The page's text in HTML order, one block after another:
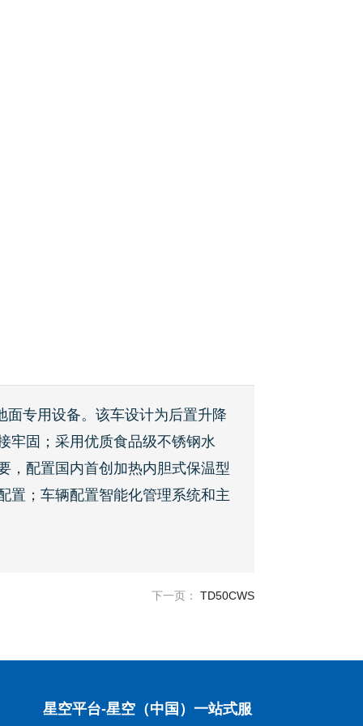
专用设备。该车设计为后置升降
牢固；采用优质食品级不锈钢水
，配置国内首创加热内胆式保温型
置；车辆配置智能化管理系统和主
下一页： TD50CWS
星空平台-星空（中国）一站式服